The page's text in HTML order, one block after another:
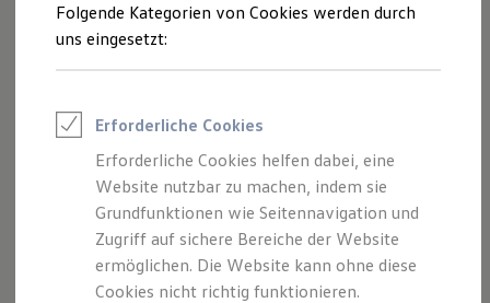
Saisonangebote
Reifenpakete
Leasing
Leasing-Angebote
Elektroauto Leasing
Kleinwagen-Leasing
Leasing ohne Anzahlung
Finanzierung
Autokredit mit Schlussrate
Versicherungen und Garantien
Kfz-Versicherung
Restschuldversicherungen
Garantien
Der Polo
Kompakt, wendig und voller Möglichkeiten.
Entdecken Sie den Polo.
Folgende Kategorien von Cookies werden durch
uns eingesetzt:
Erforderliche Cookies
Erforderliche Cookies helfen dabei, eine
Website nutzbar zu machen, indem sie
Grundfunktionen wie Seitennavigation und
Zugriff auf sichere Bereiche der Website
ermöglichen. Die Website kann ohne diese
Cookies nicht richtig funktionieren.